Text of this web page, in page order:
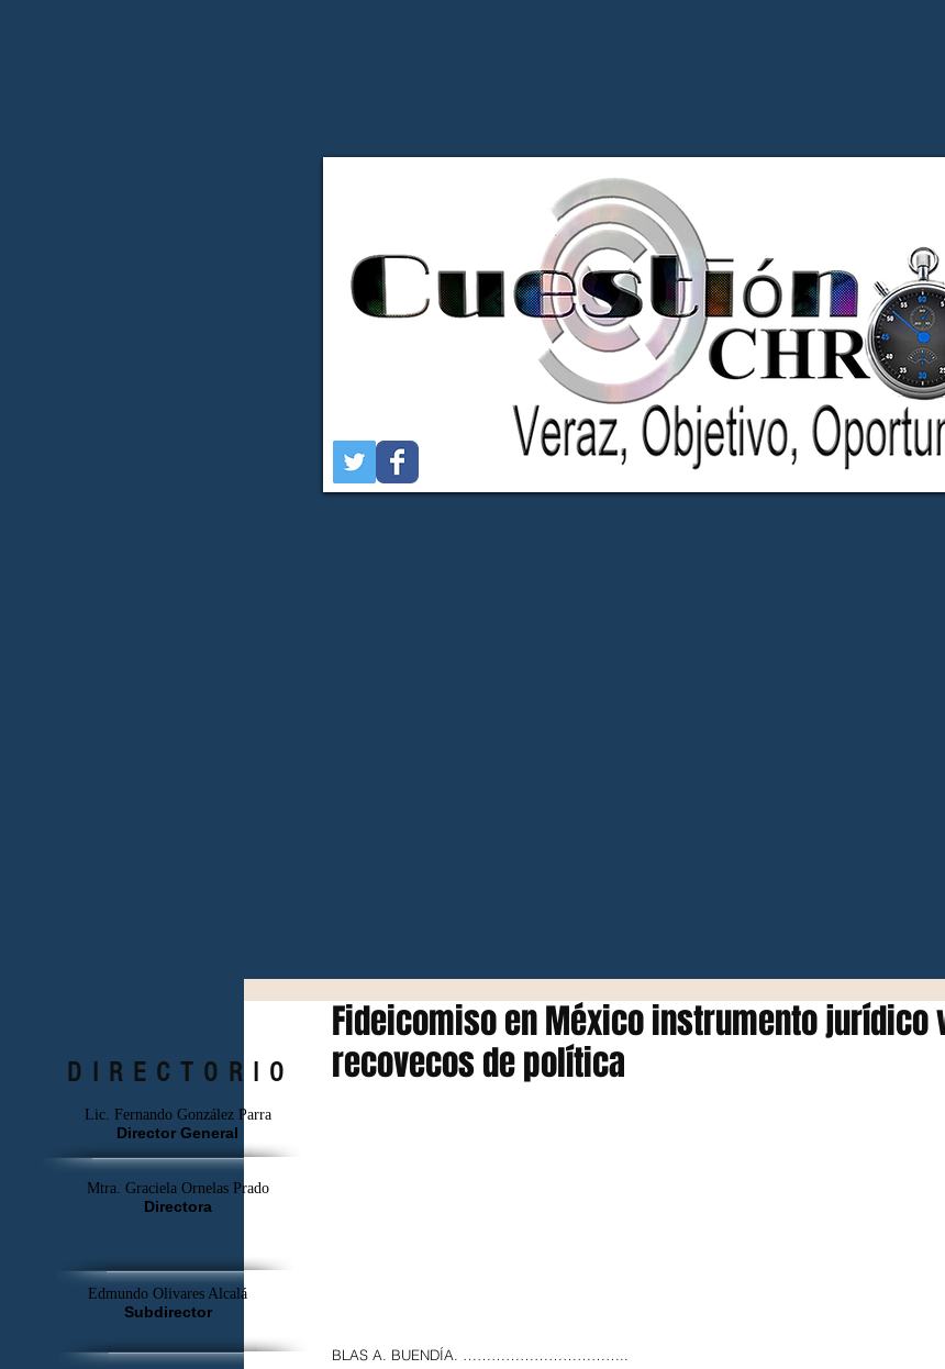
Fideicomiso en México instrumento jurídico
recovecos de política
BLAS A. BUENDÍA. ……………………………..
DIRECTORIO
Lic. Fernando González Parra
Director General
Mtra. Graciela Ornelas Prado
Directora
Edmundo Olivares Alcalá
Subdirector